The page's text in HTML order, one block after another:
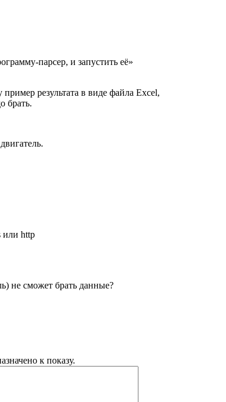
парсер, и запустить её»
результата в виде файла Excel,
брать.
или http
не сможет брать данные?
к показу.